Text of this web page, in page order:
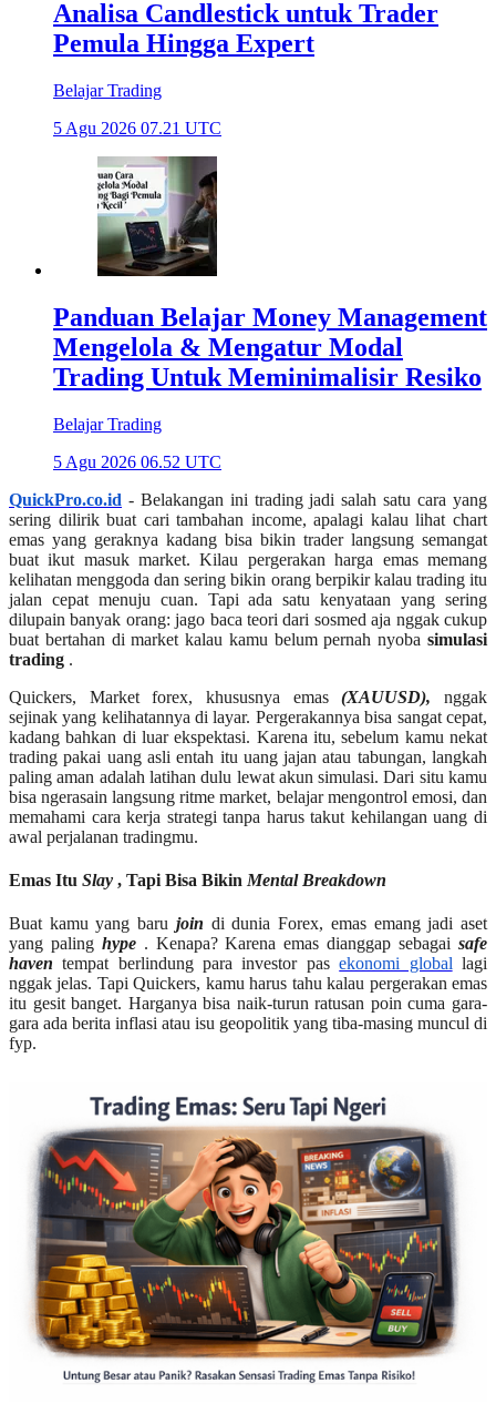
Analisa Candlestick untuk Trader
Pemula Hingga Expert
Belajar Trading
5 Agu 2026 07.21 UTC
Panduan Belajar Money Management
Mengelola & Mengatur Modal
Trading Untuk Meminimalisir Resiko
Belajar Trading
5 Agu 2026 06.52 UTC
QuickPro.co.id - Belakangan ini trading jadi salah satu cara yang
sering dilirik buat cari tambahan income, apalagi kalau lihat chart
emas yang geraknya kadang bisa bikin trader langsung semangat
buat ikut masuk market. Kilau pergerakan harga emas memang
kelihatan menggoda dan sering bikin orang berpikir kalau trading itu
jalan cepat menuju cuan. Tapi ada satu kenyataan yang sering
dilupain banyak orang: jago baca teori dari sosmed aja nggak cukup
buat bertahan di market kalau kamu belum pernah nyoba simulasi
trading .
Quickers, Market forex, khususnya emas(XAUUSD),
nggak
sejinak yang kelihatannya di layar. Pergerakannya bisa sangat cepat,
kadang bahkan di luar ekspektasi. Karena itu, sebelum kamu nekat
trading pakai uang asli entah itu uang jajan atau tabungan, langkah
paling aman adalah latihan dulu lewat akun simulasi. Dari situ kamu
bisa ngerasain langsung ritme market, belajar mengontrol emosi, dan
memahami cara kerja strategi tanpa harus takut kehilangan uang di
awal perjalanan tradingmu.
Emas Itu Slay , Tapi Bisa Bikin Mental Breakdown
Buat kamu yang baru join di dunia Forex, emas emang jadi aset
yang paling hype . Kenapa? Karena emas dianggap sebagaisafe
haven tempat berlindung para investor pasekonomi global lagi
nggak jelas. Tapi Quickers, kamu harus tahu kalau pergerakan emas
itu gesit banget. Harganya bisa naik-turun ratusan poin cuma gara-
gara ada berita inflasi atau isu geopolitik yang tiba-masing muncul di
fyp.